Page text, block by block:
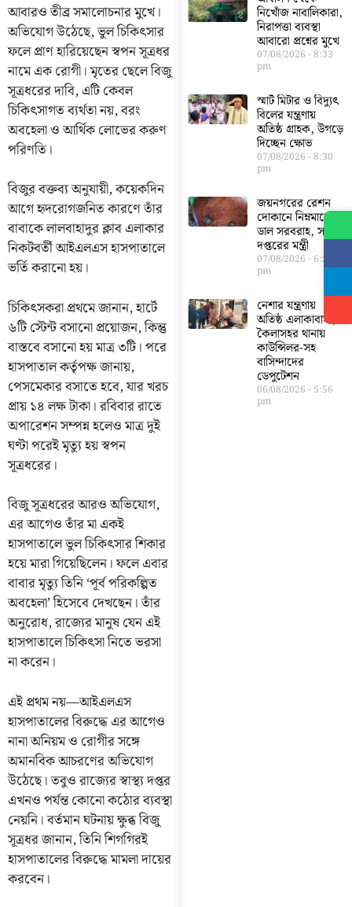
আবারও তীব্র সমালোচনার মুখে।
অভিযোগ উঠেছে, ভুল চিকিৎসার
ফলে প্রাণ হারিয়েছেন স্বপন সূত্রধর
নামে এক রোগী। মৃতের ছেলে বিজু
সূত্রধরের দাবি, এটি কেবল
চিকিৎসাগত ব্যর্থতা নয়, বরং
অবহেলা ও আর্থিক লোভের করুণ
পরিণতি।
বিজুর বক্তব্য অনুযায়ী, কয়েকদিন
আগে হৃদরোগজনিত কারণে তাঁর
বাবাকে লালবাহাদুর ক্লাব এলাকার
নিকটবর্তী আইএলএস হাসপাতালে
ভর্তি করানো হয়।
চিকিৎসকরা প্রথমে জানান, হার্টে
৬টি স্টেন্ট বসানো প্রয়োজন, কিন্তু
বাস্তবে বসানো হয় মাত্র ৩টি। পরে
হাসপাতাল কর্তৃপক্ষ জানায়,
পেসমেকার বসাতে হবে, যার খরচ
প্রায় ১৪ লক্ষ টাকা। রবিবার রাতে
অপারেশন সম্পন্ন হলেও মাত্র দুই
ঘণ্টা পরেই মৃত্যু হয় স্বপন
সূত্রধরের।
বিজু সূত্রধরের আরও অভিযোগ,
এর আগেও তাঁর মা একই
হাসপাতালে ভুল চিকিৎসার শিকার
হয়ে মারা গিয়েছিলেন। ফলে এবার
বাবার মৃত্যু তিনি ‘পূর্ব পরিকল্পিত
অবহেলা’ হিসেবে দেখছেন। তাঁর
অনুরোধ, রাজ্যের মানুষ যেন এই
হাসপাতালে চিকিৎসা নিতে ভরসা
না করেন।
এই প্রথম নয়—আইএলএস
হাসপাতালের বিরুদ্ধে এর আগেও
নানা অনিয়ম ও রোগীর সঙ্গে
অমানবিক আচরণের অভিযোগ
উঠেছে। তবুও রাজ্যের স্বাস্থ্য দপ্তর
এখনও পর্যন্ত কোনো কঠোর ব্যবস্থা
নেয়নি। বর্তমান ঘটনায় ক্ষুব্ধ বিজু
সূত্রধর জানান, তিনি শিগগিরই
হাসপাতালের বিরুদ্ধে মামলা দায়ের
করবেন।
নিখোঁজ নাবালিকারা,
নিরাপত্তা ব্যবস্থা
আবারো প্রশ্নের মুখে
07/08/2026 8:33
pm
স্মার্ট মিটার ও বিদ্যুৎ
বিলের যন্ত্রণায়
অতিষ্ঠ গ্রাহক, উগড়ে
দিচ্ছেন ক্ষোভ
07/08/2026 8:30
pm
জয়নগরের রেশন
দোকানে নিম্নমানের
ডাল সরবরাহ, সরব
দপ্তরের মন্ত্রী
07/08/2026 6:23
pm
নেশার যন্ত্রণায়
অতিষ্ঠ এলাকাবাসী,
কৈলাসহর থানায়
কাউন্সিলর-সহ
বাসিন্দাদের
ডেপুটেশন
06/08/2026 5:56
pm